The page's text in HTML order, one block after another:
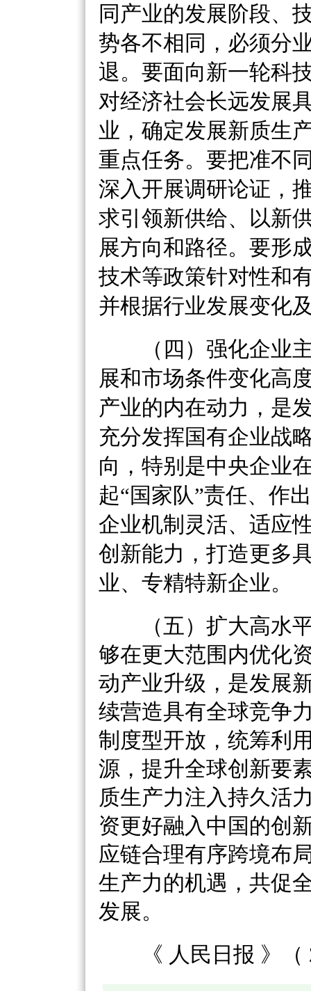
同产业的发展阶段、
势各不相同，必须分
退。要面向新一轮科
对经济社会长远发展
业，确定发展新质生
重点任务。要把准不
深入开展调研论证，
求引领新供给、以新
展方向和路径。要形
技术等政策针对性和
并根据行业发展变化
（四）强化企业主
展和市场条件变化高
产业的内在动力，是
充分发挥国有企业战
向，特别是中央企业
起“国家队”责任、作
企业机制灵活、适应
创新能力，打造更多
业、专精特新企业。
（五）扩大高水平
够在更大范围内优化
动产业升级，是发展
续营造具有全球竞争
制度型开放，统筹利
源，提升全球创新要
质生产力注入持久活
资更好融入中国的创
应链合理有序跨境布
生产力的机遇，共促
发展。
《 人民日报 》（